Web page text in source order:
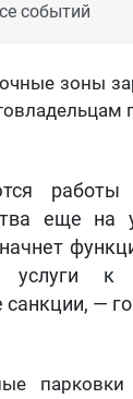
событий
зоны
работы
еще
услуги к
—